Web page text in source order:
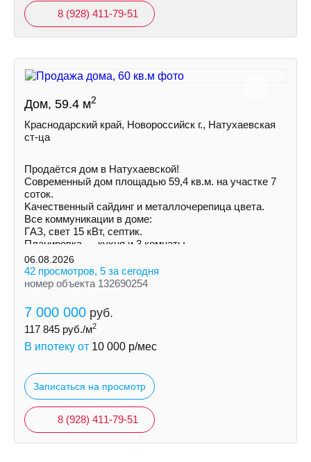
8 (928) 411-79-51
Дом, 59.4 м2
Краснодарский край, Новороссийск г., Натухаевская
ст-ца
Продаётся дом в Натухаевской!
Современный дом площадью 59,4 кв.м. на учaстке 7
соток.
Kачecтвенный сайдинг и металлочepeпица цветa.
Все коммуникации в доме:
ГAЗ, свет 15 кВт, септик.
Планировка — кухня и 3 комнаты.
Установлены радиаторы.
06.08.2026
42 просмотров, 5 за сегодня
номер объекта 132690254
7 000 000 руб.
117 845 руб./м2
В ипотеку от 10 000 р/мес
Записаться на просмотр
8 (928) 411-79-51